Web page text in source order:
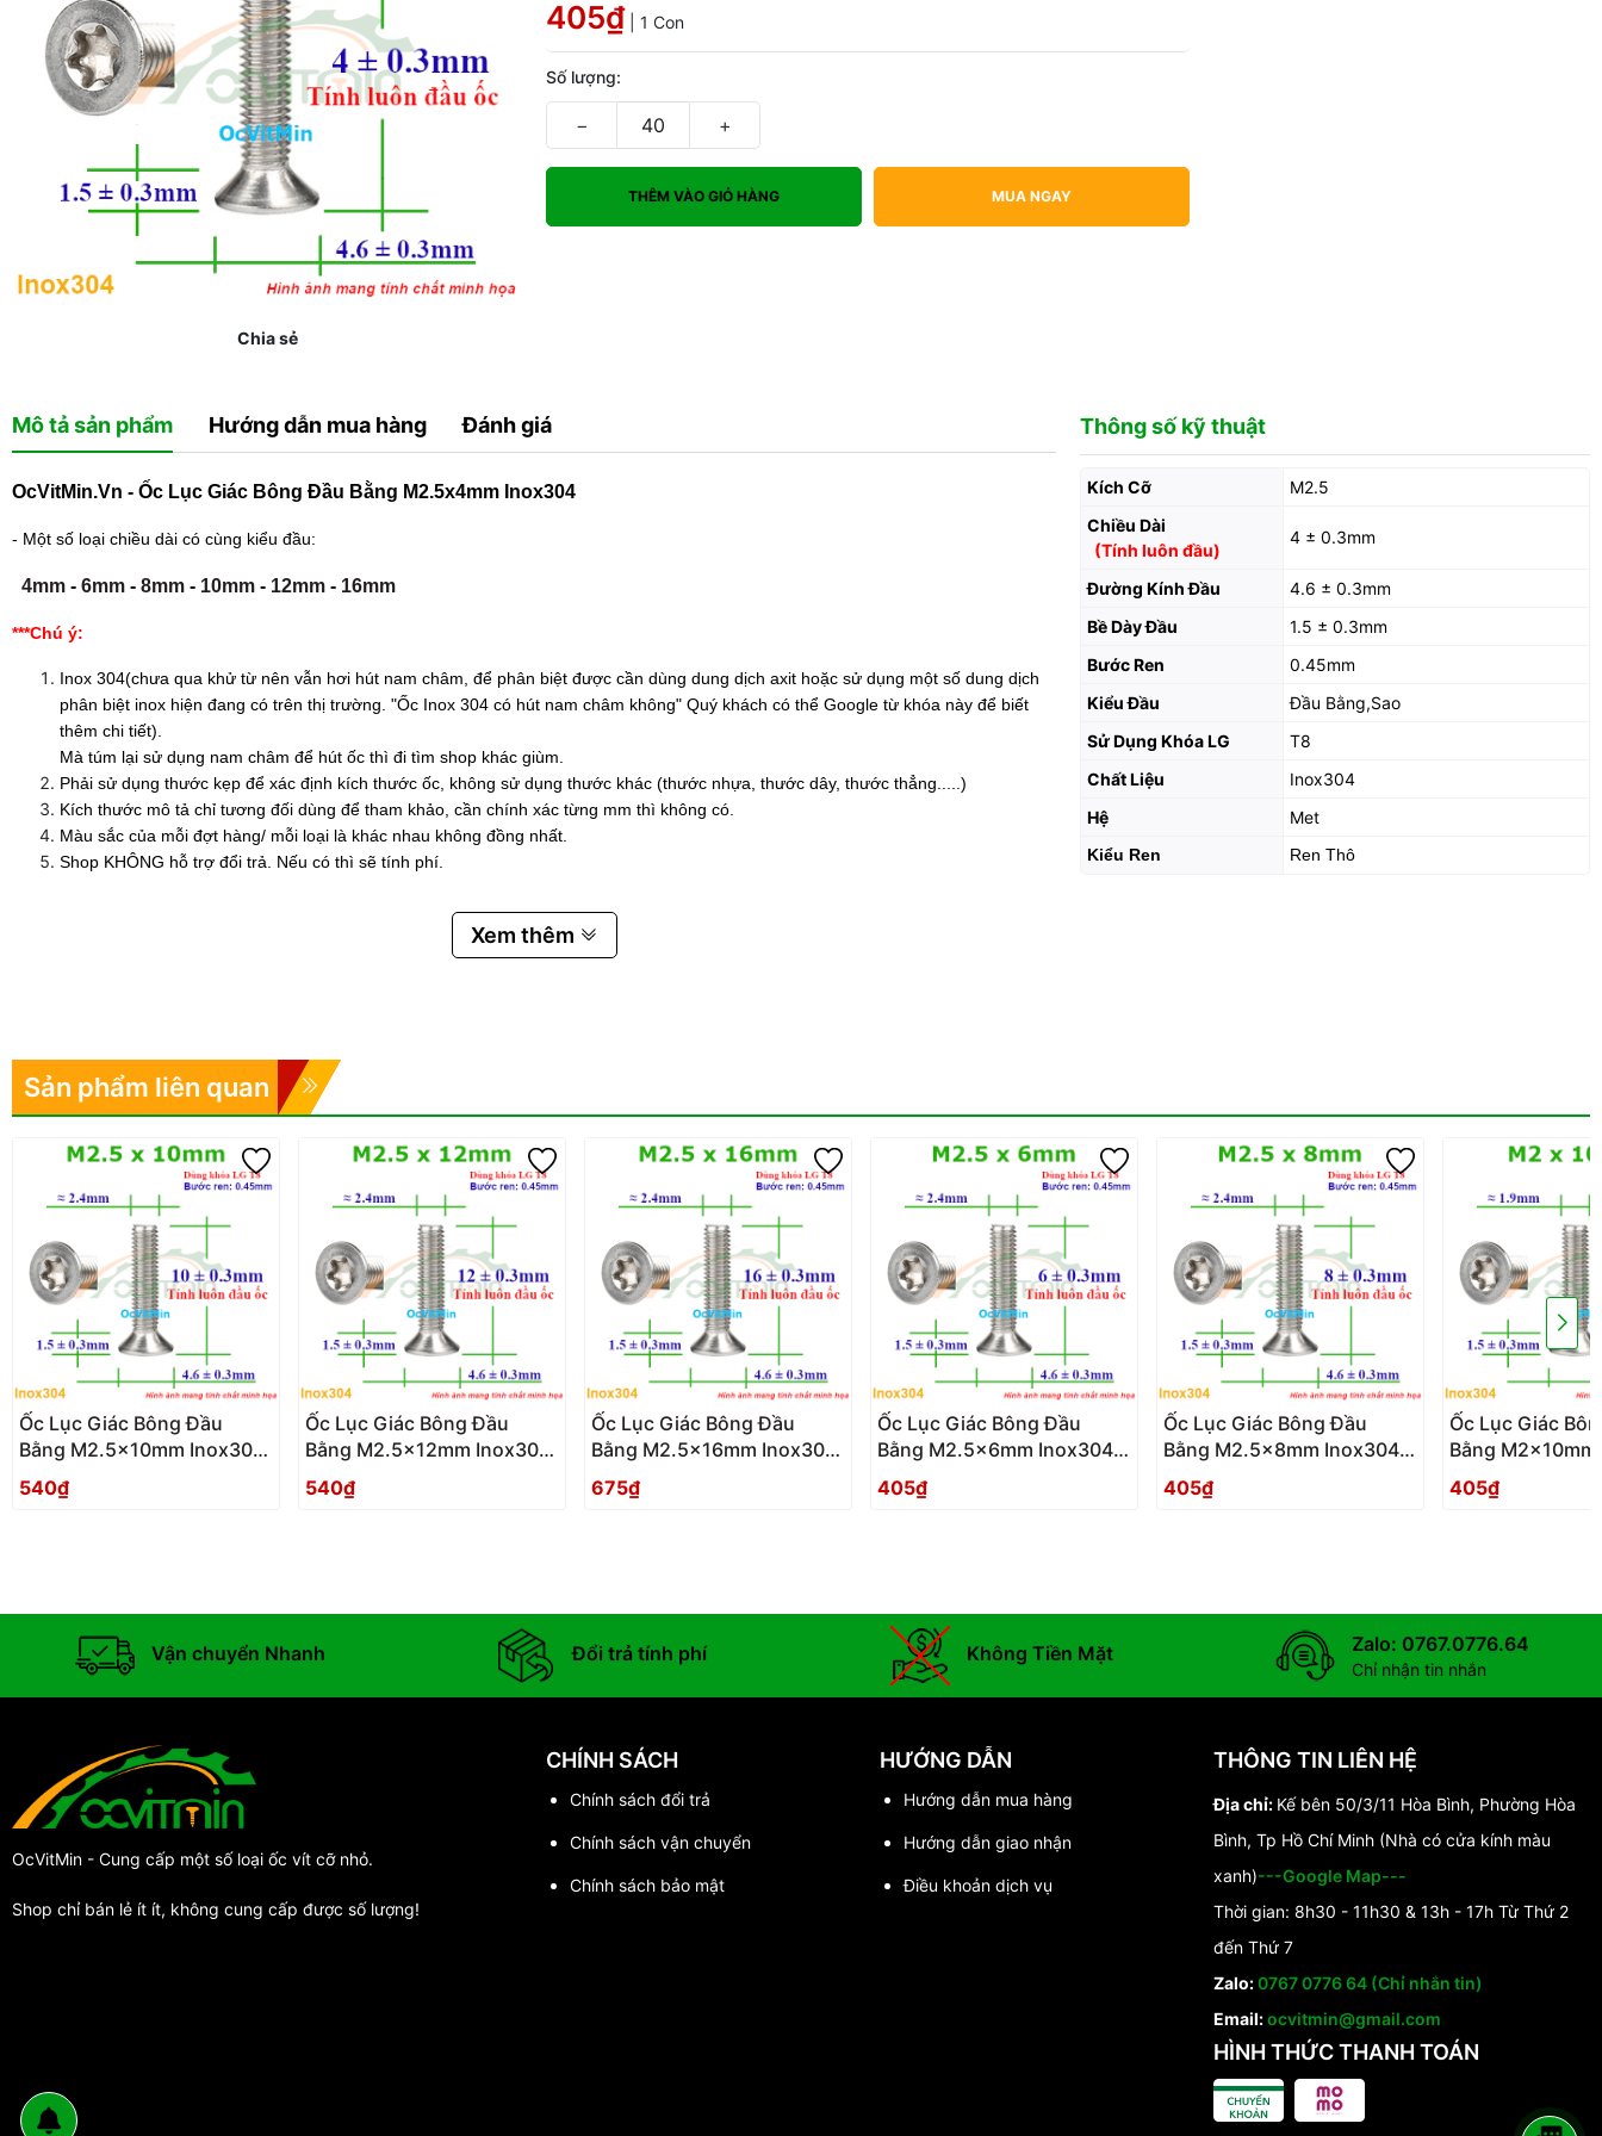
Chia sẻ
405₫ | 1 Con
Số lượng:
− +
THÊM VÀO GIỎ HÀNG MUA NGAY
Mô tả sản phẩm Hướng dẫn mua hàng Đánh giá
OcVitMin.Vn - Ốc Lục Giác Bông Đầu Bằng M2.5x4mm Inox304
- Một số loại chiều dài có cùng kiểu đầu:
4mm - 6mm - 8mm - 10mm - 12mm - 16mm
***Chú ý:
Inox 304(chưa qua khử từ nên vẫn hơi hút nam châm, để phân biệt được cần dùng dung dịch axit hoặc sử dụng một số dung dịch
phân biệt inox hiện đang có trên thị trường. "Ốc Inox 304 có hút nam châm không" Quý khách có thể Google từ khóa này để biết
thêm chi tiết).
Mà túm lại sử dụng nam châm để hút ốc thì đi tìm shop khác giùm.
Phải sử dụng thước kẹp để xác định kích thước ốc, không sử dụng thước khác (thước nhựa, thước dây, thước thẳng.....)
Kích thước mô tả chỉ tương đối dùng để tham khảo, cần chính xác từng mm thì không có.
Màu sắc của mỗi đợt hàng/ mỗi loại là khác nhau không đồng nhất.
Shop KHÔNG hỗ trợ đổi trả. Nếu có thì sẽ tính phí.
Xem thêm
Thông số kỹ thuật
Kích Cỡ
M2.5
Chiều Dài
(Tính luôn đầu)
4 ± 0.3mm
Đường Kính Đầu
4.6 ± 0.3mm
Bề Dày Đầu
1.5 ± 0.3mm
Bước Ren
0.45mm
Kiểu Đầu
Đầu Bằng,Sao
Sử Dụng Khóa LG
T8
Chất Liệu
Inox304
Hệ
Met
Kiểu Ren Ren Thô
Sản phẩm liên quan
Ốc Lục Giác Bông Đầu
Bằng M2.5x10mm Inox304
- Oc Luc Giac Bong Sao
Dau Bang
540₫
Ốc Lục Giác Bông Đầu
Bằng M2.5x12mm Inox304
- Oc Luc Giac Bong Sao
Dau Bang
540₫
Ốc Lục Giác Bông Đầu
Bằng M2.5x16mm Inox304
- Oc Luc Giac Bong Sao
Dau Bang
675₫
Ốc Lục Giác Bông Đầu
Bằng M2.5x6mm Inox304 -
Oc Luc Giac Bong Sao Dau
Bang
405₫
Ốc Lục Giác Bông Đầu
Bằng M2.5x8mm Inox304 -
Oc Luc Giac Bong Sao Dau
Bang
405₫
Ốc Lục Giác
Bằng
Oc Luc Giac
Bang
405₫
Vận chuyển Nhanh Đổi trả tính phí Không Tiền Mặt Zalo: 0767.0776.64
Chỉ nhận tin nhắn
OcVitMin - Cung cấp một số loại ốc vít cỡ nhỏ.
Shop chỉ bán lẻ ít ít, không cung cấp được số lượng!
CHÍNH SÁCH
Chính sách đổi trả
Chính sách vận chuyển
Chính sách bảo mật
HƯỚNG DẪN
Hướng dẫn mua hàng
Hướng dẫn giao nhận
Điều khoản dịch vụ
THÔNG TIN LIÊN HỆ
Địa chỉ: Kế bên 50/3/11 Hòa Bình, Phường Hòa
Bình, Tp Hồ Chí Minh (Nhà có cửa kính màu
xanh)---Google Map---
Thời gian: 8h30 - 11h30 & 13h - 17h Từ Thứ 2
đến Thứ 7
Zalo:0767 0776 64 (Chỉ nhắn tin)
Email:ocvitmin@gmail.com
HÌNH THỨC THANH TOÁN